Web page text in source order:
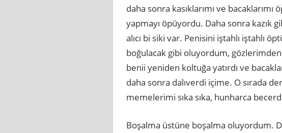
daha sonra kasıklarımı ve bacaklarımı
yapmayı öpüyordu. Daha sonra kazık
alıcı bi siki var. Penisini iştahlı iştahlı
boğulacak gibi oluyordum,
benii yeniden koltuğa yatırdı ve
daha sonra dalıverdi içime. O sırada
memelerimi sıka sıka, hunharca
Boşalma üstüne boşalma oluyordum.